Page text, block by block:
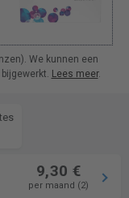
We kunnen een
Lees meer.
9,30 €
per maand (2)